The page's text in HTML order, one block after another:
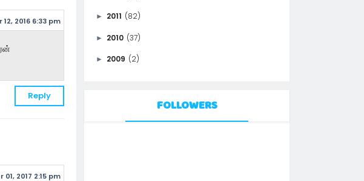
2016 6:33 pm
Reply
2017 2:15 pm
► 2011 (82)
► 2010 (37)
► 2009 (2)
FOLLOWERS